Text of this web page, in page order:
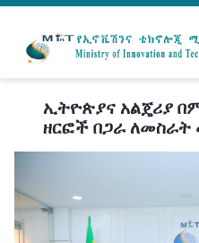
ኢትዮጵያና አልጄሪያ
ዘርፎች በጋራ ለመስራት